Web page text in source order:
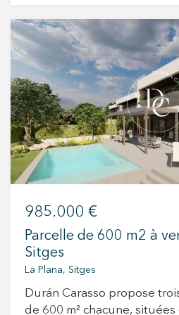
verts et du magnifique
du Garraf. À quelques minutes seulement des
plages et du centre de
une vue imprenable sur la
se situe à proximité d'un
randonnée, dans un
garantissant intimité et qualité
opportunité unique de
individuelle de luxe dans
exclusivité et confort se
985.000 €
Parcelle de 600 m2 à
Sitges
La Plana, Sitges
Durán Carasso propose
de 600 m² chacune, situées